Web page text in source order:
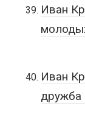
Иван
Иван
дружба